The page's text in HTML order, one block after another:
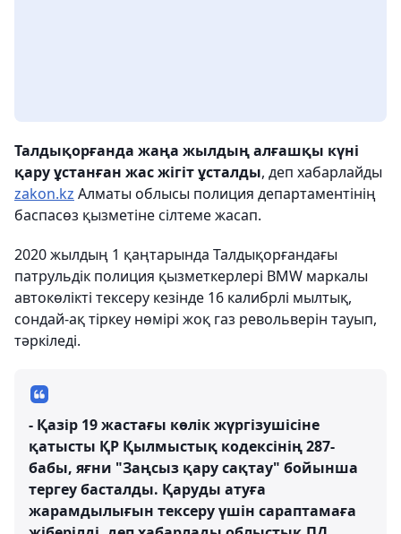
Талдықорғанда жаңа жылдың алғашқы күні
қару ұстанған жас жігіт ұсталды, деп хабарлайды
zakon.kz Алматы облысы полиция департаментінің
баспасөз қызметіне сілтеме жасап.
2020 жылдың 1 қаңтарында Талдықорғандағы
патрульдік полиция қызметкерлері BMW маркалы
автокөлікті тексеру кезінде 16 калибрлі мылтық,
сондай-ақ тіркеу нөмірі жоқ газ револьверін тауып,
тәркіледі.
- Қазір 19 жастағы көлік жүргізушісіне
қатысты ҚР Қылмыстық кодексінің 287-
бабы, яғни "Заңсыз қару сақтау" бойынша
тергеу басталды. Қаруды атуға
жарамдылығын тексеру үшін сараптамаға